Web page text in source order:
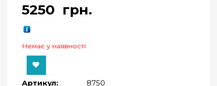
5250 грн.
Немає у наявності
Артикул:
8750